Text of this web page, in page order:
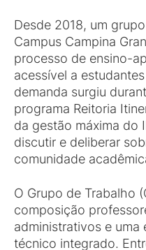
Desde 2018, um
Campus Campina
processo de ensino-
acessível a
demanda surgiu
programa Reitoria
da gestão máxima do
discutir e deliberar
comunidade
O Grupo de Trabalho
composição
administrativos e uma
técnico integrado.